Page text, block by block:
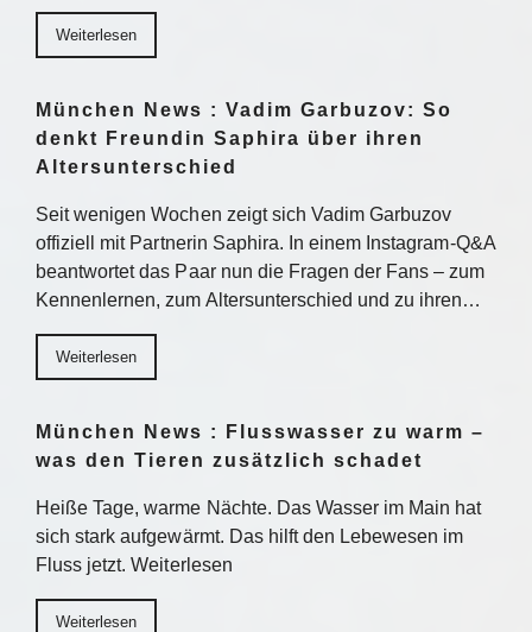
Weiterlesen
München News : Vadim Garbuzov: So
denkt Freundin Saphira über ihren
Altersunterschied
Seit wenigen Wochen zeigt sich Vadim Garbuzov
offiziell mit Partnerin Saphira. In einem Instagram-Q&A
beantwortet das Paar nun die Fragen der Fans – zum
Kennenlernen, zum Altersunterschied und zu ihren…
Weiterlesen
München News : Flusswasser zu warm –
was den Tieren zusätzlich schadet
Heiße Tage, warme Nächte. Das Wasser im Main hat
sich stark aufgewärmt. Das hilft den Lebewesen im
Fluss jetzt. Weiterlesen
Weiterlesen